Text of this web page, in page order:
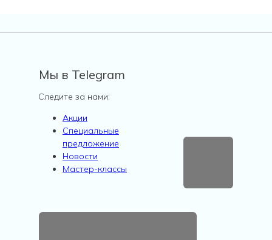
Следите за нами:
Акции
Специальные
предложение
Новости
Мастер-классы
Мы в Telegram